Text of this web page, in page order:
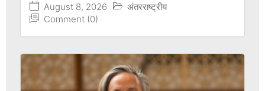
August 8, 2026
अंतरराष्ट्रीय
Comment (0)